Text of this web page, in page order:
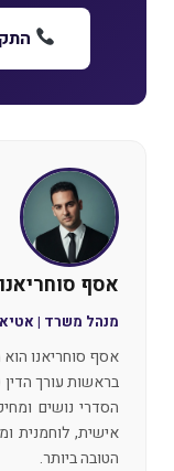
אסף סוחריאנו
מנהל משרד | אטיאס
אסף סוחריאנו הוא
בראשות עורך
הסדרי נושים
אישית, לוחמנית
הטובה ביותר.